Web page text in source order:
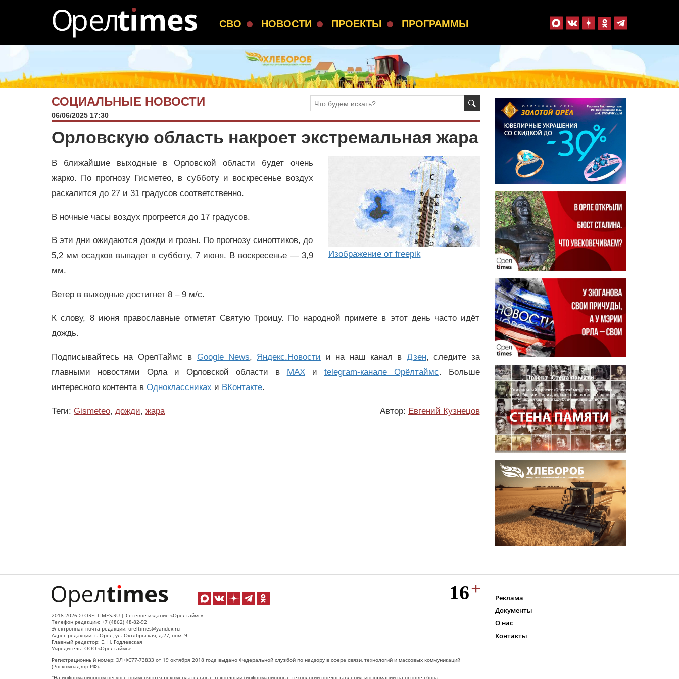
СВО НОВОСТИ ПРОЕКТЫ ПРОГРАММЫ
СОЦИАЛЬНЫЕ НОВОСТИ
06/06/2025 17:30
Орловскую область накроет экстремальная жара
Изображение от freepik
В ближайшие выходные в Орловской области будет очень
жарко. По прогнозу Гисметео, в субботу и воскресенье воздух
раскалится до 27 и 31 градусов соответственно.
В ночные часы воздух прогреется до 17 градусов.
В эти дни ожидаются дожди и грозы. По прогнозу синоптиков, до
5,2 мм осадков выпадет в субботу, 7 июня. В воскресенье — 3,9
мм.
Ветер в выходные достигнет 8 – 9 м/с.
К слову, 8 июня православные отметят Святую Троицу. По народной примете в этот день часто идёт
дождь.
Подписывайтесь на ОрелТаймс в Google News, Яндекс.Новости и на наш канал в Дзен, следите за
главными новостями Орла и Орловской области в MAXи telegram-канале Орёлтаймс. Больше
интересного контента в Одноклассниках и ВКонтакте.
Теги: Gismeteo, дожди, жара Автор: Евгений Кузнецов
2018-2026 © ORELTIMES.RU | Сетевое издание «Орелтаймс»
Телефон редакции: +7 (4862) 48-82-92
Электронная почта редакции: oreltimes@yandex.ru
Адрес редакции: г. Орел, ул. Октябрьская, д.27, пом. 9
Главный редактор: Е. Н. Годлевская
Учредитель: ООО «Орелтаймс»
Регистрационный номер: ЭЛ ФС77-73833 от 19 октября 2018 года выдано Федеральной службой по надзору в сфере связи, технологий и массовых коммуникаций
(Роскомнадзор РФ).
Реклама
Документы
О нас
Контакты